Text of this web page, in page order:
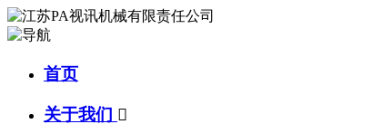
首页
关于我们 